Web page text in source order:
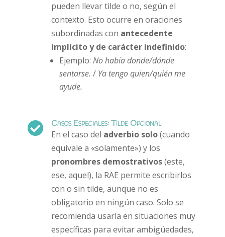
pueden llevar tilde o no, según el
contexto. Esto ocurre en oraciones
subordinadas con antecedente
implícito y de carácter indefinido:
Ejemplo: No había donde/dónde
sentarse. / Ya tengo quien/quién me
ayude.
 Casos Especiales: Tilde Opcional
En el caso del adverbio solo(cuando
equivale a «solamente») y los
pronombres demostrativos(este,
ese, aquel), la RAE permite escribirlos
con o sin tilde, aunque no es
obligatorio en ningún caso. Solo se
recomienda usarla en situaciones muy
específicas para evitar ambigüedades,